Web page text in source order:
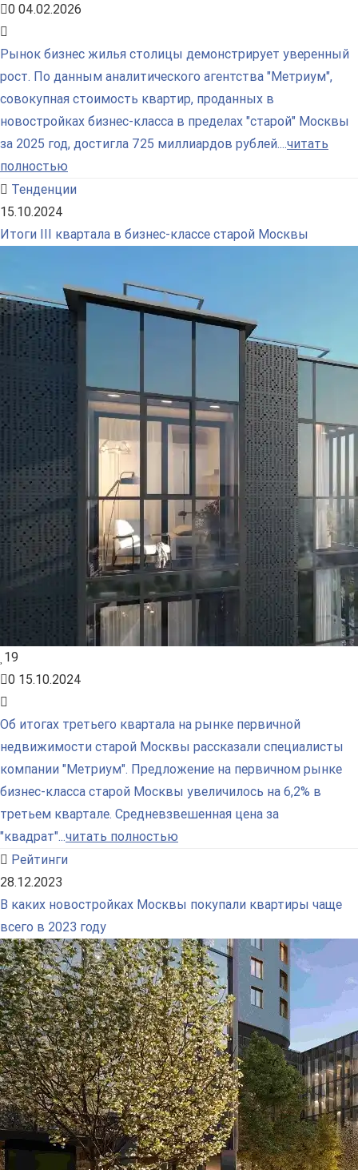
0 04.02.2026
Рынок бизнес жилья столицы демонстрирует уверенный
рост. По данным аналитического агентства "Метриум",
совокупная стоимость квартир, проданных в
новостройках бизнес-класса в пределах "старой" Москвы
за 2025 год, достигла 725 миллиардов рублей....читать
полностью
Тенденции
15.10.2024
Итоги III квартала в бизнес-классе старой Москвы
19
0 15.10.2024
Об итогах третьего квартала на рынке первичной
недвижимости старой Москвы рассказали специалисты
компании "Метриум". Предложение на первичном рынке
бизнес-класса старой Москвы увеличилось на 6,2% в
третьем квартале. Средневзвешенная цена за
"квадрат"...читать полностью
Рейтинги
28.12.2023
В каких новостройках Москвы покупали квартиры чаще
всего в 2023 году